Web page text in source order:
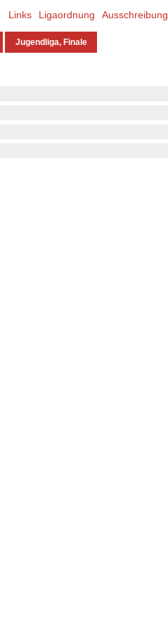
Links Ligaordnung Ausschreibung
Jugendliga, Finale